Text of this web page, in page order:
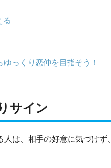
る
っくり恋仲を目指そう！
サイン
は、相手の好意に気づけず